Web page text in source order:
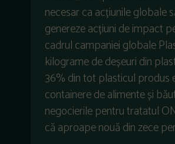
necesar ca acțiunile globale
genereze acțiuni de impact
cadrul campaniei globale
kilograme de deșeuri din
36% din tot plasticul produs
containere de alimente și
negocierile pentru tratatul
că aproape nouă din zece